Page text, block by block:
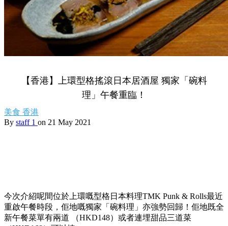
【香港】上環型格搖滾日本居酒屋 獨家「碗料
理」午餐重臨！
美食 香港
By staff 1 on 21 May 2021
今次介紹呢間位於上環嘅型格日本料理TMK Punk & Rolls最近
重啟午餐時段，佢地嘅獨家「碗料理」亦強勢回歸！佢地既全
新午餐菜單有兩道 （HKD148）或者連埋甜品三道菜